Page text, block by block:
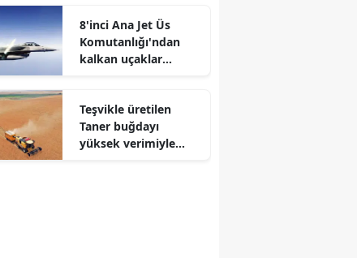
8'inci Ana Jet Üs
Komutanlığı'ndan
kalkan uçaklar
Teşvikle üretilen
Taner buğdayı
yüksek verimiyle